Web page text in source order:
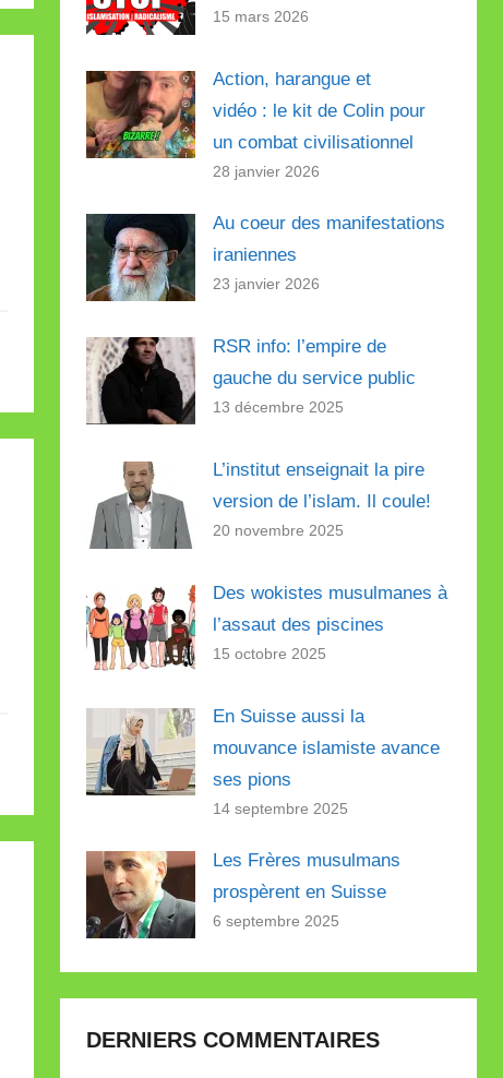
15 mars 2026
Action, harangue et
vidéo : le kit de Colin pour
un combat civilisationnel
28 janvier 2026
Au coeur des manifestations
iraniennes
23 janvier 2026
RSR info: l’empire de
gauche du service public
13 décembre 2025
L’institut enseignait la pire
version de l’islam. Il coule!
20 novembre 2025
Des wokistes musulmanes à
l’assaut des piscines
15 octobre 2025
En Suisse aussi la
mouvance islamiste avance
ses pions
14 septembre 2025
Les Frères musulmans
prospèrent en Suisse
6 septembre 2025
DERNIERS COMMENTAIRES